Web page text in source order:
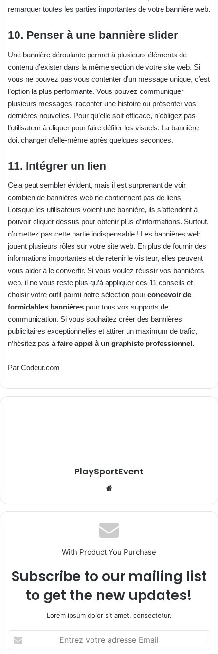
remarquer toutes les parties importantes de votre bannière web.
10. Penser à une bannière slider
Une bannière déroulante permet à plusieurs éléments de
contenu d’exister dans la même section de votre site web. Si
vous ne pouvez pas vous contenter d’un message unique, c’est
l’option la plus performante. Vous pouvez communiquer
plusieurs messages, raconter une histoire ou présenter vos
dernières nouvelles. Pour qu’elle soit efficace, n’obligez pas
l’utilisateur à cliquer pour faire défiler les visuels. La bannière
doit changer d’elle-même après quelques secondes.
11. Intégrer un lien
Cela peut sembler évident, mais il est surprenant de voir
combien de bannières web ne contiennent pas de liens.
Lorsque les utilisateurs voient une bannière, ils s’attendent à
pouvoir cliquer dessus pour obtenir plus d’informations. Surtout,
n’omettez pas cette partie indispensable ! Les bannières web
jouent plusieurs rôles sur votre site web. En plus de fournir des
informations importantes et de retenir le visiteur, elles peuvent
vous aider à le convertir. Si vous voulez réussir vos bannières
web, il ne vous reste plus qu’à appliquer ces 11 conseils et
choisir votre outil parmi notre sélection pour concevoir de
formidables bannières pour tous vos supports de
communication. Si vous souhaitez créer des bannières
publicitaires exceptionnelles et attirer un maximum de trafic,
n’hésitez pas à faire appel à un graphiste professionnel.
Par Codeur.com
PlaySportEvent
With Product You Purchase
Subscribe to our mailing list
to get the new updates!
Lorem ipsum dolor sit amet, consectetur.
votre